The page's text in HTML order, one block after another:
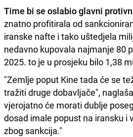
Time bi se oslabio glavni
znatno profitirala od
iranske nafte i tako uštedjela
nedavno kupovala najmanje 80
2025. to je u prosjeku bilo 1,38
"Zemlje poput Kine tada će se
tražiti druge dobavljače",
vjerojatno će morati dublje
dosad imale popust na iransku i
zbog sankcija."